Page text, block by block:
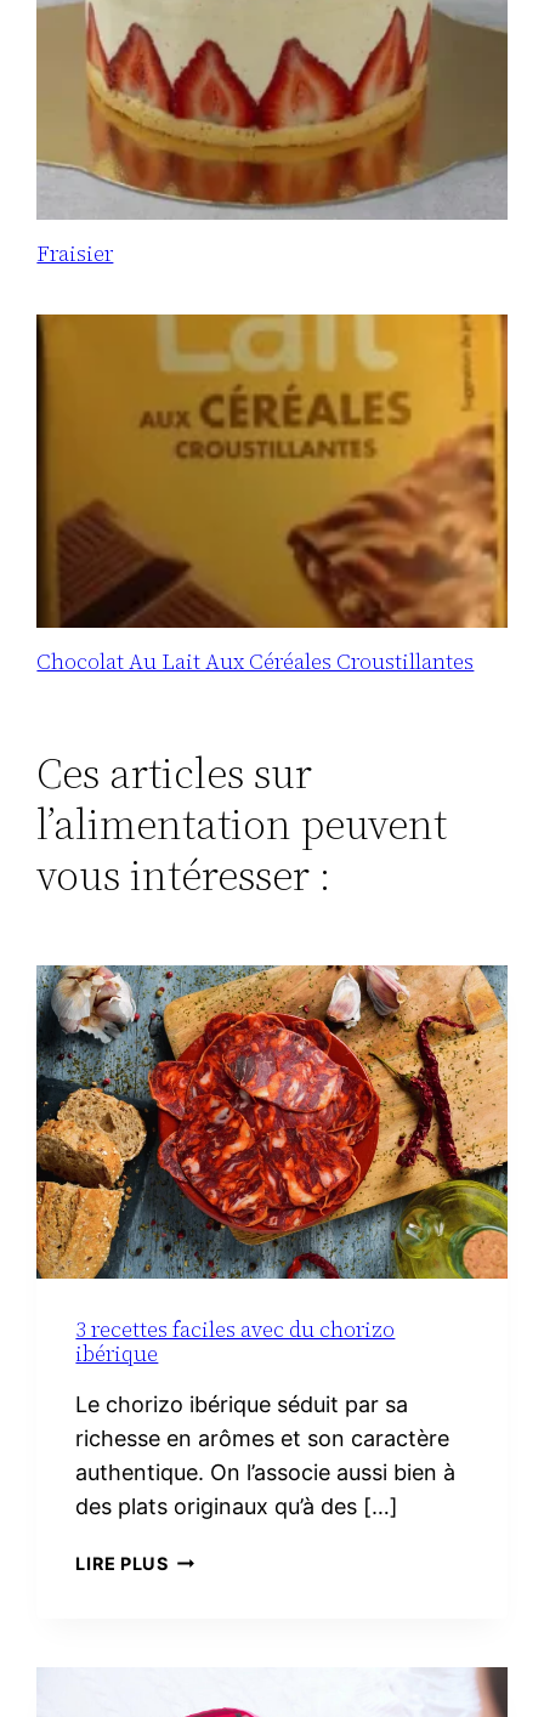
Fraisier
Chocolat Au Lait Aux Céréales Croustillantes
Ces articles sur
l’alimentation peuvent
vous intéresser :
3 recettes faciles avec du chorizo
ibérique
Le chorizo ibérique séduit par sa
richesse en arômes et son caractère
authentique. On l’associe aussi bien à
des plats originaux qu’à des […]
LIRE PLUS3